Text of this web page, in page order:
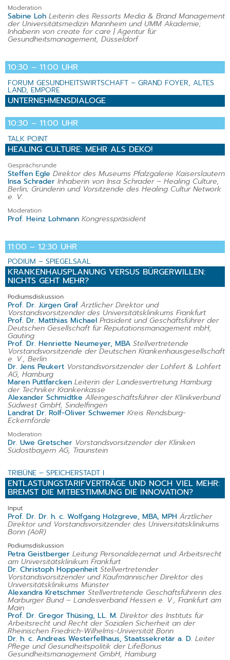
Moderation
Sabine Loh Leiterin des Ressorts Media & Brand Management
der Universitätsmedizin Mannheim und UMM Akademie;
Inhaberin von create for care | Agentur für
Gesundheitsmanagement, Düsseldorf
10:30 – 11:00 UHR
FORUM GESUNDHEITSWIRTSCHAFT – GRAND FOYER, ALTES
LAND, EMPORE
UNTERNEHMENSDIALOGE
10:30 – 11:00 UHR
TALK POINT
HEALING CULTURE: MEHR ALS DEKO!
Gesprächsrunde
Steffen Egle Direktor des Museums Pfalzgalerie Kaiserslautern
Insa Schrader Inhaberin von Insa Schrader – Healing Culture,
Berlin; Gründerin und Vorsitzende des Healing Cultur Network
e. V.
Moderation
Prof. Heinz Lohmann Kongresspräsident
11:00 – 12:30 UHR
PODIUM – SPIEGELSAAL
KRANKENHAUSPLANUNG VERSUS BÜRGERWILLEN:
NICHTS GEHT MEHR?
Podiumsdiskussion
Prof. Dr. Jürgen Graf Ärztlicher Direktor und
Vorstandsvorsitzender des Universitätsklinikums Frankfurt
Prof. Dr. Matthias Michael Präsident und Geschäftsführer der
Deutschen Gesellschaft für Reputationsmanagement mbH,
Gauting
Prof. Dr. Henriette Neumeyer, MBA Stellvertretende
Vorstandsvorsitzende der Deutschen Krankenhausgesellschaft
e. V., Berlin
Dr. Jens Peukert Vorstandsvorsitzender der Lohfert & Lohfert
AG, Hamburg
Maren Puttfarcken Leiterin der Landesvertretung Hamburg
der Techniker Krankenkasse
Alexander Schmidtke Alleingeschäftsführer der Klinikverbund
Südwest GmbH, Sindelfingen
Landrat Dr. Rolf-Oliver Schwemer Kreis Rendsburg-
Eckernförde
Moderation
Dr. Uwe Gretscher Vorstandsvorsitzender der Kliniken
Südostbayern AG, Traunstein
TRIBÜNE – SPEICHERSTADT I
ENTLASTUNGSTARIFVERTRÄGE UND NOCH VIEL MEHR:
BREMST DIE MITBESTIMMUNG DIE INNOVATION?
Input
Prof. Dr. Dr. h. c. Wolfgang Holzgreve, MBA, MPH Ärztlicher
Direktor und Vorstandsvorsitzender des Universitätsklinikums
Bonn (AöR)
Podiumsdiskussion
Petra Geistberger Leitung Personaldezernat und Arbeitsrecht
am Universitätsklinikum Frankfurt
Dr. Christoph Hoppenheit Stellvertretender
Vorstandsvorsitzender und Kaufmännischer Direktor des
Universitätsklinikums Münster
Alexandra Kretschmer Stellvertretende Geschäftsführerin des
Marburger Bund – Landesverband Hessen e. V., Frankfurt am
Main
Prof. Dr. Gregor Thüsing, LL. M. Direktor des Instituts für
Arbeitsrecht und Recht der Sozialen Sicherheit an der
Rheinischen Friedrich-Wilhelms-Universität Bonn
Dr. h. c. Andreas Westerfellhaus, Staatssekretär a. D. Leiter
Pflege und Gesundheitspolitik der LifeBonus
Gesundheitsmanagement GmbH, Hamburg